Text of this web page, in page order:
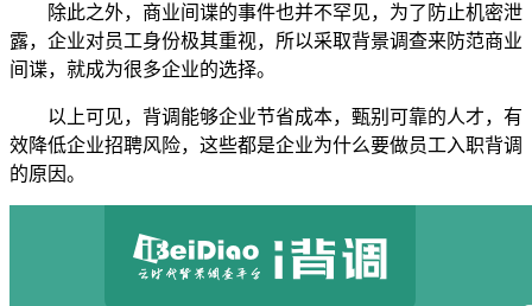
除此之外，商业间谍的事件也并不罕见，为了防止机密泄
露，企业对员工身份极其重视，所以采取背景调查来防范商业
间谍，就成为很多企业的选择。
以上可见，背调能够企业节省成本，甄别可靠的人才，有
效降低企业招聘风险，这些都是企业为什么要做员工入职背调
的原因。